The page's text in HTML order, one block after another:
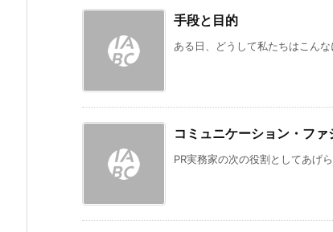
手段と目的
ある日、どうして私たちはこん
コミュニケーション・フ
PR実務家の次の役割としてあげ